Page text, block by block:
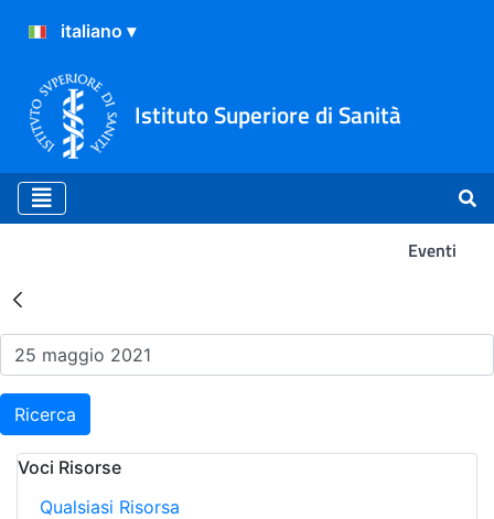
Istituto Superiore di Sanità
Eventi
Risultati della Ricerca -
Ricerca
Voci Risorse
Qualsiasi Risorsa